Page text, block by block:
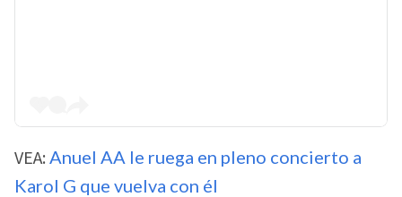
VEA: Anuel AA le ruega en pleno concierto a
Karol G que vuelva con él